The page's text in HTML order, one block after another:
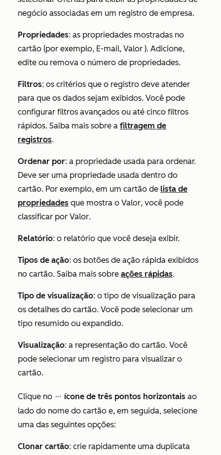
negócio associadas em um registro de empresa.
Propriedades: as propriedades mostradas no
cartão (por exemplo, E-mail, Valor ). Adicione,
edite ou remova o número de propriedades.
Filtros: os critérios que o registro deve atender
para que os dados sejam exibidos. Você pode
configurar filtros avançados ou até cinco filtros
rápidos. Saiba mais sobre a filtragem de
registros.
Ordenar por: a propriedade usada para ordenar.
Deve ser uma propriedade usada dentro do
cartão. Por exemplo, em um cartão de lista de
propriedades que mostra o Valor, você pode
classificar por Valor.
Relatório: o relatório que você deseja exibir.
Tipos de ação: os botões de ação rápida exibidos
no cartão. Saiba mais sobre ações rápidas.
Tipo de visualização: o tipo de visualização para
os detalhes do cartão. Você pode selecionar um
tipo resumido ou expandido.
Visualização: a representação do cartão. Você
pode selecionar um registro para visualizar o
cartão.
Clique no ellipses ícone de três pontos horizontais ao
lado do nome do cartão e, em seguida, selecione
uma das seguintes opções:
Clonar cartão: crie rapidamente uma duplicata